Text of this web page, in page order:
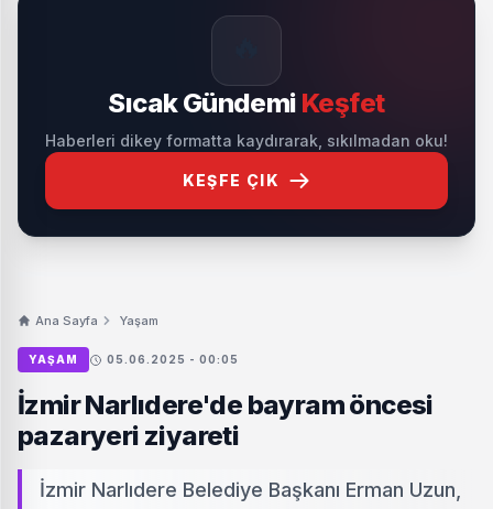
Sıcak Gündemi Keşfet
Haberleri dikey formatta kaydırarak, sıkılmadan oku!
KEŞFE ÇIK
Ana Sayfa Yaşam
YAŞAM 05.06.2025 - 00:05
İzmir Narlıdere'de bayram öncesi
pazaryeri ziyareti
İzmir Narlıdere Belediye Başkanı Erman Uzun,